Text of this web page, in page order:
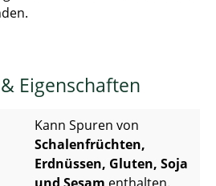
Eigenschaften
Kann Spuren von
Schalenfrüchten,
Erdnüssen, Gluten, Soja